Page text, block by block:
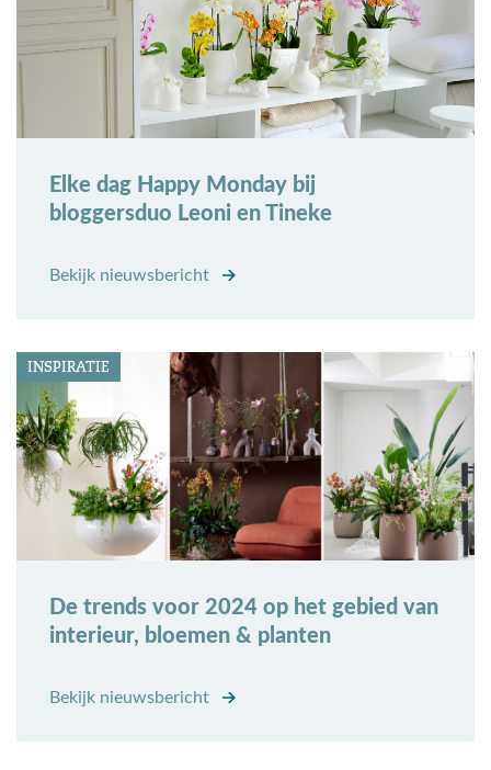
Elke dag Happy Monday bij
bloggersduo Leoni en Tineke
Bekijk nieuwsbericht
INSPIRATIE
De trends voor 2024 op het gebied van
interieur, bloemen & planten
Bekijk nieuwsbericht